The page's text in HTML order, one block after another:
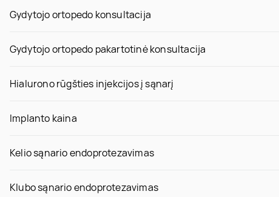
Gydytojo ortopedo konsultacija
Gydytojo ortopedo pakartotinė konsultacija
Hialurono rūgšties injekcijos į sąnarį
Implanto kaina
Kelio sąnario endoprotezavimas
Klubo sąnario endoprotezavimas